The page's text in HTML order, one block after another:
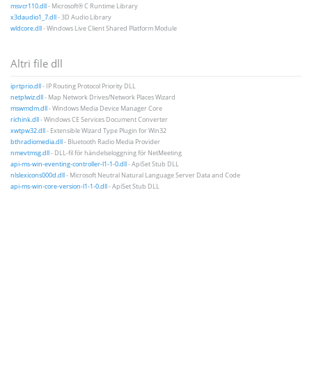
msvcr110.dll- Microsoft® C Runtime Library
x3daudio1_7.dll- 3D Audio Library
wldcore.dll- Windows Live Client Shared Platform Module
Altri file dll
iprtprio.dll- IP Routing Protocol Priority DLL
netplwiz.dll- Map Network Drives/Network Places Wizard
mswmdm.dll- Windows Media Device Manager Core
richink.dll- Windows CE Services Document Converter
xwtpw32.dll- Extensible Wizard Type Plugin for Win32
bthradiomedia.dll- Bluetooth Radio Media Provider
nmevtmsg.dll- DLL-fil för händelseloggning för NetMeeting
api-ms-win-eventing-controller-l1-1-0.dll- ApiSet Stub DLL
nlslexicons000d.dll- Microsoft Neutral Natural Language Server Data and Code
api-ms-win-core-version-l1-1-0.dll- ApiSet Stub DLL